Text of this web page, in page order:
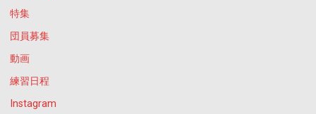
特集
団員募集
動画
練習日程
Instagram